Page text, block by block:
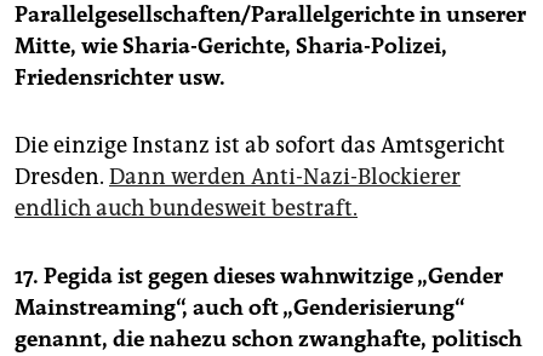
Parallelgesellschaften/Parallelgerichte in unserer
Mitte, wie Sharia-Gerichte, Sharia-Polizei,
Friedensrichter usw.
Die einzige Instanz ist ab sofort das Amtsgericht
Dresden. Dann werden Anti-Nazi-Blockierer
endlich auch bundesweit bestraft.
17. Pegida ist gegen dieses wahnwitzige „Gender
Mainstreaming“, auch oft „Genderisierung“
genannt, die nahezu schon zwanghafte, politisch